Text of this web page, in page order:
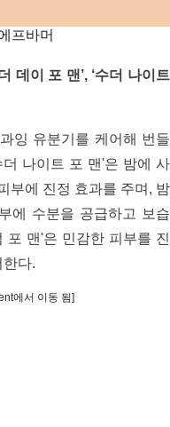
프바머
데이 포 맨’, ‘수더 나이트
잉 유분기를 케어해 번들
나이트 포 맨'은 밤에 사
부에 진정 효과를 주며, 밤
에 수분을 공급하고 보습
포 맨'은 민감한 피부를 진
다.
에서 이동 됨]